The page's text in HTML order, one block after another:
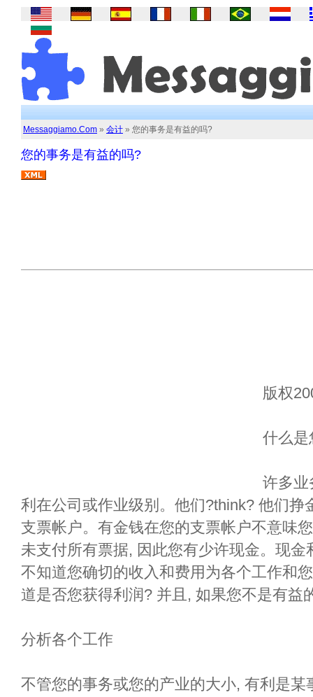
Messaggiamo.Com » 会计 » 您的事务是有益的吗?
您的事务是有益的吗?
版权
什么是
许多业
利在公司或作业级别。他们?think? 他们
支票帐户。有金钱在您的支票帐户不意味
未支付所有票据, 因此您有少许现金。现
不知道您确切的收入和费用为各个工作和
道是否您获得利润? 并且, 如果您不是有益
分析各个工作
不管您的事务或您的产业的大小, 有利是